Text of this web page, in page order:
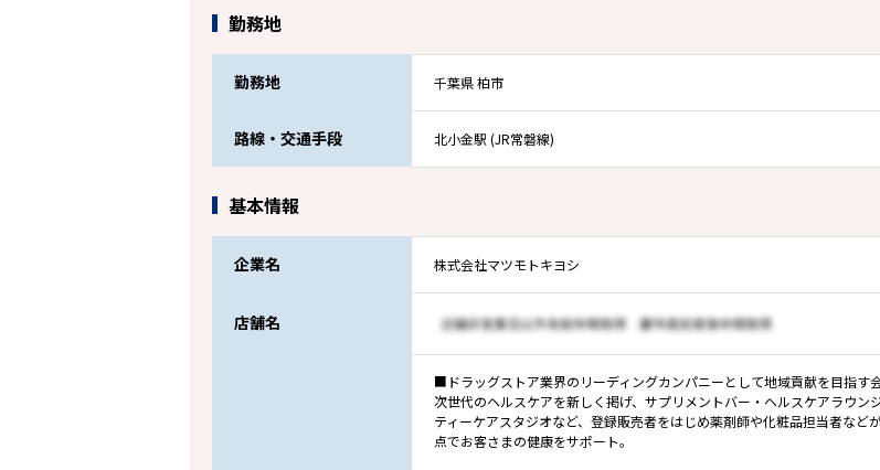
勤務地
勤務地 千葉県 柏市
路線・交通手段 北小金駅 (JR常磐線)
基本情報
企業名 株式会社マツモトキヨシ
店舗名
■ドラッグストア業界のリーディングカンパニーとして地域貢献を目指す会
次世代のヘルスケアを新しく掲げ、サプリメントバー・ヘルスケアラウン
ティーケアスタジオなど、登録販売者をはじめ薬剤師や化粧品担当者など
点でお客さまの健康をサポート。